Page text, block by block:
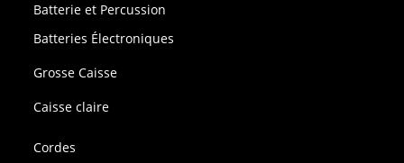
Batterie et Percussion
Batteries Électroniques
Grosse Caisse
Caisse claire
Cordes